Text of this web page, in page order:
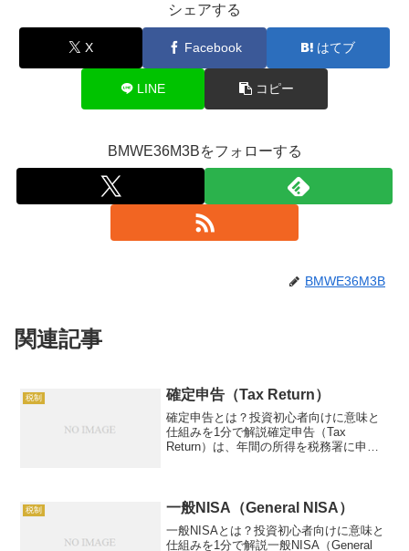
シェアする
X Facebook はてブ
LINE コピー
BMWE36M3Bをフォローする
BMWE36M3B
関連記事
税制 確定申告（Tax Return）
確定申告とは？投資初心者向けに意味と
仕組みを1分で解説確定申告（Tax
Return）は、年間の所得を税務署に申告
ク、具体例を、...
税制 一般NISA（General NISA）
一般NISAとは？投資初心者向けに意味と
仕組みを1分で解説一般NISA（General